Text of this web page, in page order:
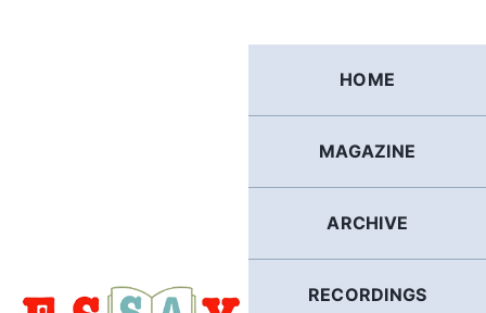
HOME
MAGAZINE
ARCHIVE
RECORDINGS